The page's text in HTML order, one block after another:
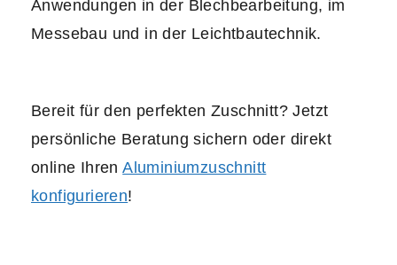
Anwendungen in der Blechbearbeitung, im
Messebau und in der Leichtbautechnik.
Bereit für den perfekten Zuschnitt? Jetzt
persönliche Beratung sichern oder direkt
online IhrenAluminiumzuschnitt
konfigurieren!